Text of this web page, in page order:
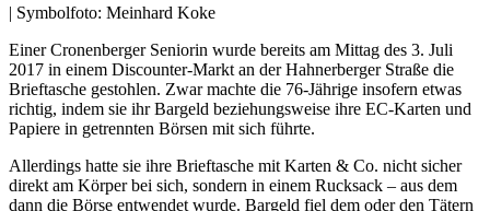
| Symbolfoto: Meinhard Koke
Einer Cronenberger Seniorin wurde bereits am Mittag des 3. Juli
2017 in einem Discounter-Markt an der Hahnerberger Straße die
Brieftasche gestohlen. Zwar machte die 76-Jährige insofern etwas
richtig, indem sie ihr Bargeld beziehungsweise ihre EC-Karten und
Papiere in getrennten Börsen mit sich führte.
Allerdings hatte sie ihre Brieftasche mit Karten & Co. nicht sicher
direkt am Körper bei sich, sondern in einem Rucksack – aus dem
dann die Börse entwendet wurde. Bargeld fiel dem oder den Tätern